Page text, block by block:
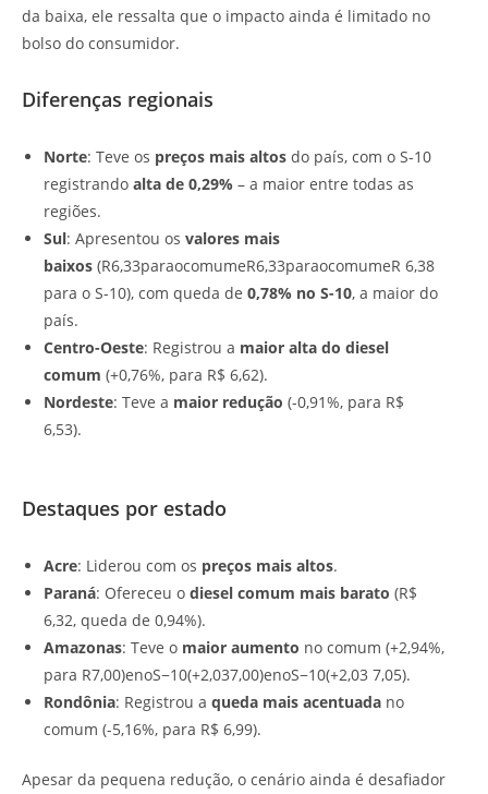
da baixa, ele ressalta que o impacto ainda é limitado no
bolso do consumidor.
Diferenças regionais
Norte: Teve os preços mais altos do país, com o S-10
registrando alta de 0,29% – a maior entre todas as
regiões.
Sul: Apresentou os valores mais
baixos (R6,33paraocomumeR6,33paraocomumeR 6,38
para o S-10), com queda de 0,78% no S-10, a maior do
país.
Centro-Oeste: Registrou a maior alta do diesel
comum (+0,76%, para R$ 6,62).
Nordeste: Teve a maior redução (-0,91%, para R$
6,53).
Destaques por estado
Acre: Liderou com os preços mais altos.
Paraná: Ofereceu o diesel comum mais barato (R$
6,32, queda de 0,94%).
Amazonas: Teve o maior aumento no comum (+2,94%,
para R7,00)enoS−10(+2,037,00)enoS−10(+2,03 7,05).
Rondônia: Registrou a queda mais acentuada no
comum (-5,16%, para R$ 6,99).
Apesar da pequena redução, o cenário ainda é desafiador